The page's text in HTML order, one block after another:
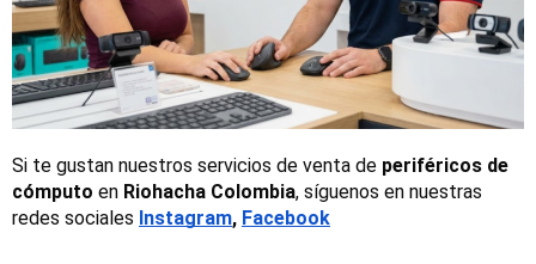
Si te gustan nuestros servicios de venta de periféricos de
cómputo en Riohacha Colombia, síguenos en nuestras
redes sociales Instagram, Facebook